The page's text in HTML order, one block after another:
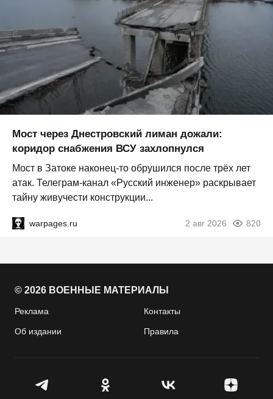
Мост через Днестровский лиман дожали:
коридор снабжения ВСУ захлопнулся
Мост в Затоке наконец-то обрушился после трёх лет
атак. Телеграм-канал «Русский инженер» раскрывает
тайну живучести конструкции...
warpages.ru 2 авг 2026 820
© 2026 ВОЕННЫЕ МАТЕРИАЛЫ
Реклама Контакты
Об издании Правила